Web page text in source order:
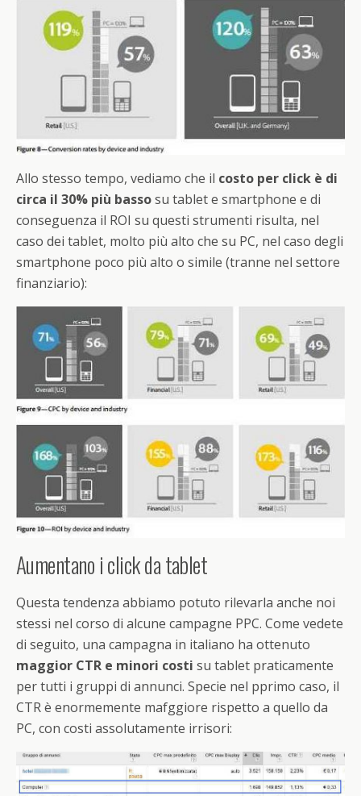
Allo stesso tempo, vediamo che il costo per click è di
circa il 30% più bassosu tablet e smartphone e di
conseguenza il ROI su questi strumenti risulta, nel
caso dei tablet, molto più alto che su PC, nel caso degli
smartphone poco più alto o simile (tranne nel settore
finanziario):
Aumentano i click da tablet
Questa tendenza abbiamo potuto rilevarla anche noi
stessi nel corso di alcune campagne PPC. Come vedete
di seguito, una campagna in italiano ha ottenuto
maggior CTR e minori costi su tablet praticamente
per tutti i gruppi di annunci. Specie nel pprimo caso, il
CTR è enormemente mafggiore rispetto a quello da
PC, con costi assolutamente irrisori: